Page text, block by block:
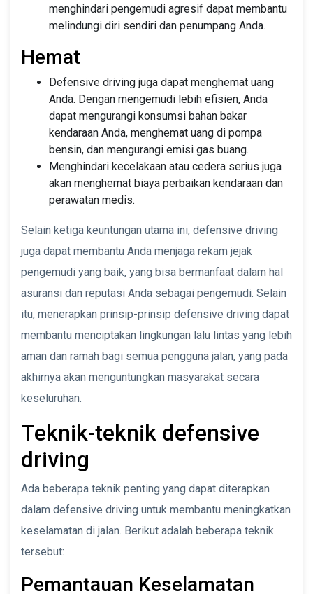
menghindari pengemudi agresif dapat membantu
melindungi diri sendiri dan penumpang Anda.
Hemat
Defensive driving juga dapat menghemat uang
Anda. Dengan mengemudi lebih efisien, Anda
dapat mengurangi konsumsi bahan bakar
kendaraan Anda, menghemat uang di pompa
bensin, dan mengurangi emisi gas buang.
Menghindari kecelakaan atau cedera serius juga
akan menghemat biaya perbaikan kendaraan dan
perawatan medis.
Selain ketiga keuntungan utama ini, defensive driving
juga dapat membantu Anda menjaga rekam jejak
pengemudi yang baik, yang bisa bermanfaat dalam hal
asuransi dan reputasi Anda sebagai pengemudi. Selain
itu, menerapkan prinsip-prinsip defensive driving dapat
membantu menciptakan lingkungan lalu lintas yang lebih
aman dan ramah bagi semua pengguna jalan, yang pada
akhirnya akan menguntungkan masyarakat secara
keseluruhan.
Teknik-teknik defensive
driving
Ada beberapa teknik penting yang dapat diterapkan
dalam defensive driving untuk membantu meningkatkan
keselamatan di jalan. Berikut adalah beberapa teknik
tersebut:
Pemantauan Keselamatan